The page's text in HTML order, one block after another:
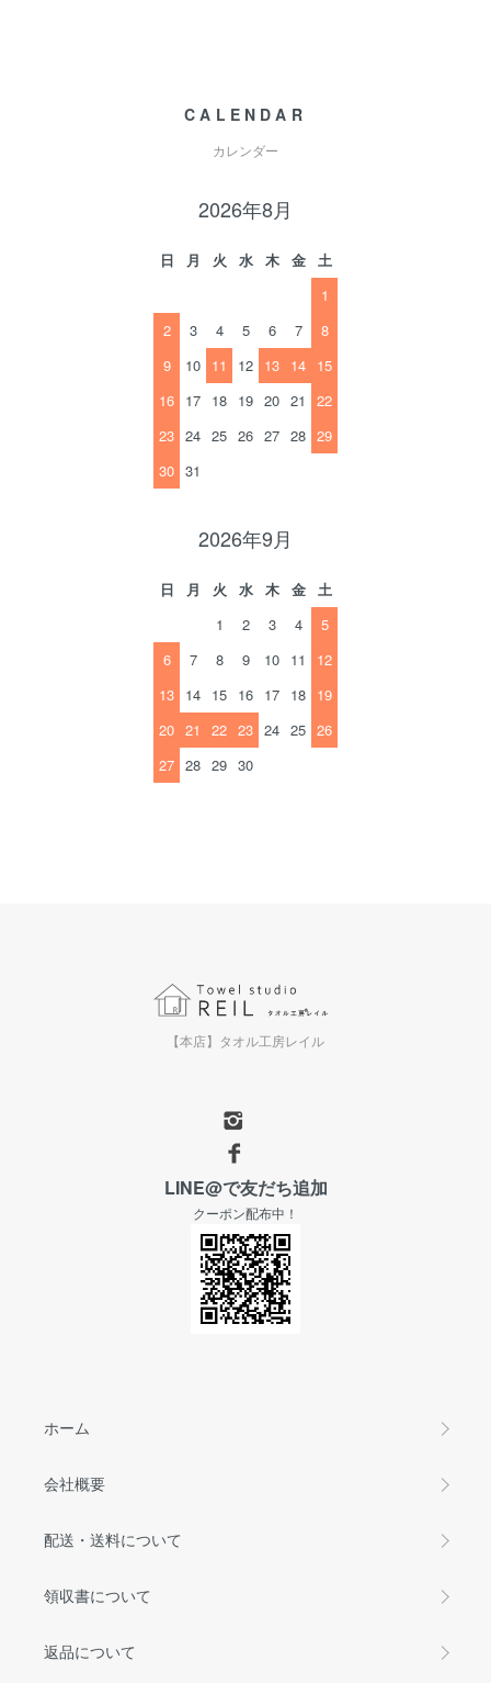
CALENDAR
カレンダー
2026年8月
日 月 火 水 木 金
土
1
2
3 4 5 6 7
8
9
10 11 12 13 14 15
16 17 18 19 20 21
22
23 24 25 26 27 28 29
30 31
2026年9月
日 月 火 水 木 金
土
1
2 3 4
5
6
7 8 9 10 11
12
13 14 15 16 17 18 19
20 21 22 23 24 25 26
27 28 29 30
【本店】タオル工房レイル
LINE@で友だち追加
クーポン配布中！
ホーム
会社概要
配送・送料について
領収書について
返品について